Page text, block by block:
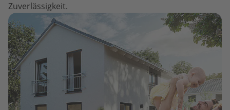
Zuverlässigkeit.